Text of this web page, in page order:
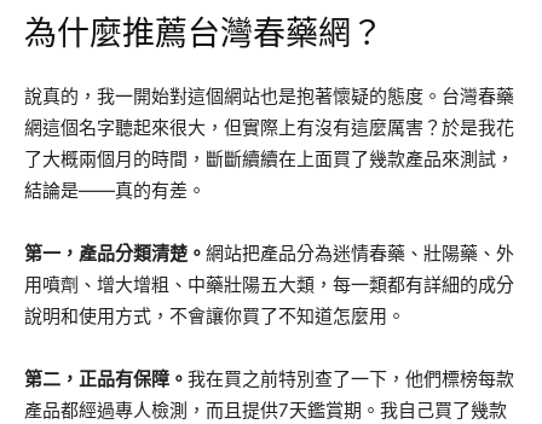
為什麼推薦台灣春藥網？
說真的，我一開始對這個網站也是抱著懷疑的態度。台灣春藥
網這個名字聽起來很大，但實際上有沒有這麼厲害？於是我花
了大概兩個月的時間，斷斷續續在上面買了幾款產品來測試，
結論是——真的有差。
第一，產品分類清楚。 網站把產品分為迷情春藥、壯陽藥、外
用噴劑、增大增粗、中藥壯陽五大類，每一類都有詳細的成分
說明和使用方式，不會讓你買了不知道怎麼用。
第二，正品有保障。 我在買之前特別查了一下，他們標榜每款
產品都經過專人檢測，而且提供7天鑑賞期。我自己買了幾款